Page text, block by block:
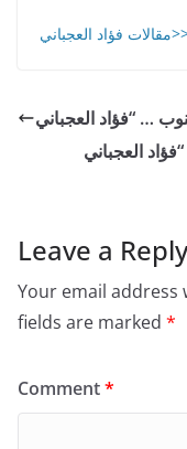
فؤاد العجباني>>
Leave a Reply
Your email address
fields are marked *
Comment*